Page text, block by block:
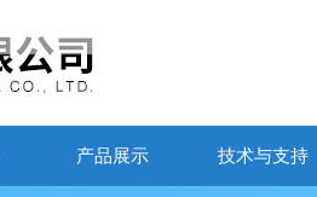
产品展示 技术与支持